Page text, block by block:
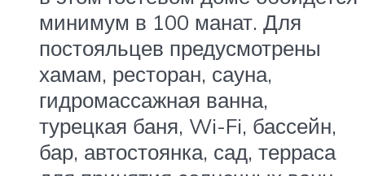
минимум в 100 манат. Для
постояльцев предусмотрены
хамам, ресторан, сауна,
гидромассажная ванна,
турецкая баня, Wi-Fi, бассейн,
бар, автостоянка, сад, терраса